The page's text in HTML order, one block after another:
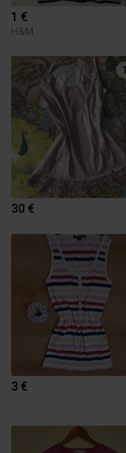
1 €
H&M
1
30 €
3 €